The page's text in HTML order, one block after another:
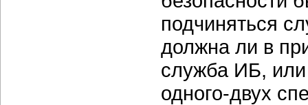
подчиняться
должна ли в
служба ИБ, или
одного-двух